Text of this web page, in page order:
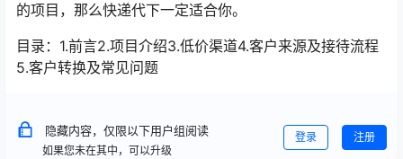
的项目，那么快递代下一定适合你。
目录：1.前言2.项目介绍3.低价渠道4.客户来源及接待流程
5.客户转换及常见问题
隐藏内容，仅限以下用户组阅读
如果您未在其中，可以升级
登录 注册